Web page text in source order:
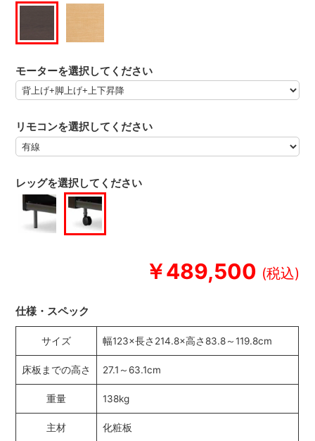
￥489,500
モーターを選択してください
リモコンを選択してください
レッグを選択してください
仕様・スペック
サイズ 幅123×長さ214.8×高さ83.8～119.8cm
床板までの高さ 27.1～63.1cm
重量 138kg
主材 化粧板